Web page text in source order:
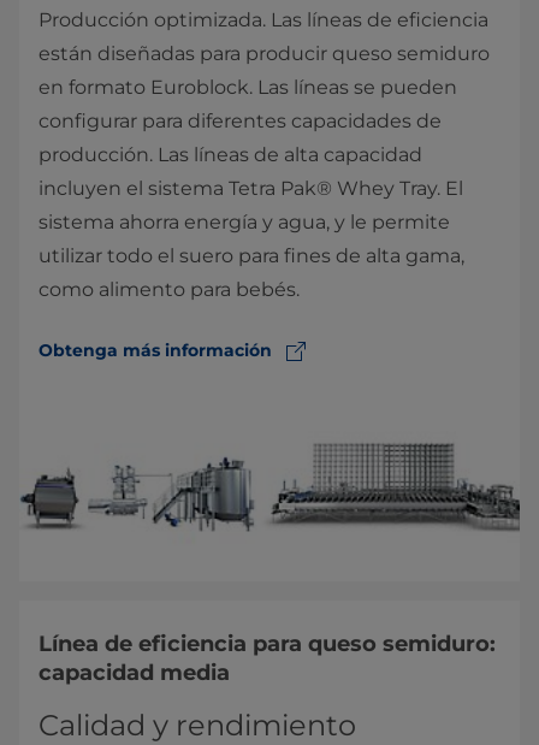
Producción optimizada. Las líneas de eficiencia
están diseñadas para producir queso semiduro
en formato Euroblock. Las líneas se pueden
configurar para diferentes capacidades de
producción. Las líneas de alta capacidad
incluyen el sistema Tetra Pak® Whey Tray. El
sistema ahorra energía y agua, y le permite
utilizar todo el suero para fines de alta gama,
como alimento para bebés.
Obtenga más información
Línea de eficiencia para queso semiduro:
capacidad media
Calidad y rendimiento